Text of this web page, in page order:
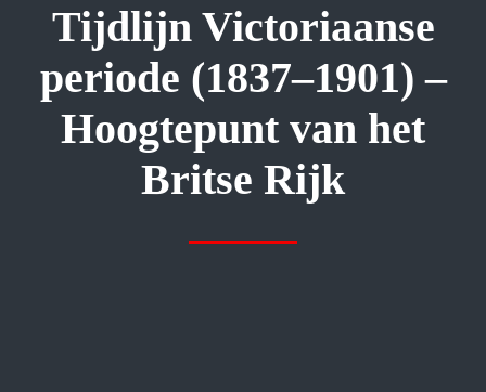
Tijdlijn Victoriaanse
periode (1837–1901) –
Hoogtepunt van het
Britse Rijk